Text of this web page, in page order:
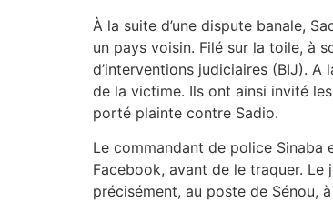
À la suite d’une dispute banale,
un pays voisin. Filé sur la toile, à
d’interventions judiciaires (BIJ).
de la victime. Ils ont ainsi invité
porté plainte contre Sadio.
Le commandant de police
Facebook, avant de le traquer. Le
précisément, au poste de Sénou,